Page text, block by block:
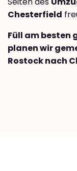
Chesterfield
Füll am besten
planen wir
Rostock nach